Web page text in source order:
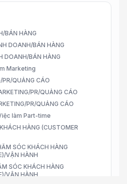
BÁN HÀNG
DOANH/BÁN HÀNG
DOANH/BÁN HÀNG
Marketing
QUẢNG CÁO
PR/QUẢNG CÁO
PR/QUẢNG CÁO
làm Part-time
HÀNG (CUSTOMER
SÓC KHÁCH HÀNG
VẬN HÀNH
SÓC KHÁCH HÀNG
VẬN HÀNH